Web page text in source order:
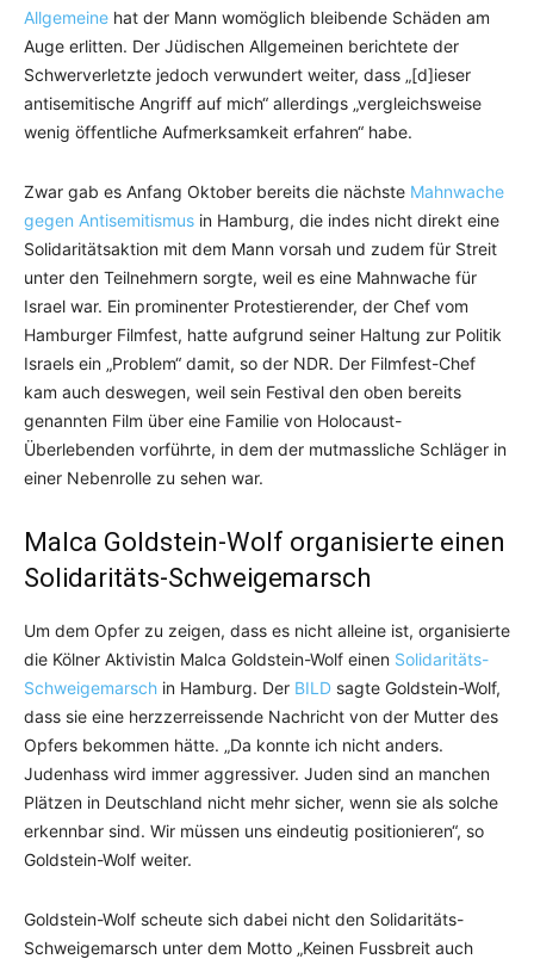
Allgemeine hat der Mann womöglich bleibende Schäden am
Auge erlitten. Der Jüdischen Allgemeinen berichtete der
Schwerverletzte jedoch verwundert weiter, dass „[d]ieser
antisemitische Angriff auf mich“ allerdings „vergleichsweise
wenig öffentliche Aufmerksamkeit erfahren“ habe.
Zwar gab es Anfang Oktober bereits die nächste Mahnwache
gegen Antisemitismus in Hamburg, die indes nicht direkt eine
Solidaritätsaktion mit dem Mann vorsah und zudem für Streit
unter den Teilnehmern sorgte, weil es eine Mahnwache für
Israel war. Ein prominenter Protestierender, der Chef vom
Hamburger Filmfest, hatte aufgrund seiner Haltung zur Politik
Israels ein „Problem“ damit, so der NDR. Der Filmfest-Chef
kam auch deswegen, weil sein Festival den oben bereits
genannten Film über eine Familie von Holocaust-
Überlebenden vorführte, in dem der mutmassliche Schläger in
einer Nebenrolle zu sehen war.
Malca Goldstein-Wolf organisierte einen
Solidaritäts-Schweigemarsch
Um dem Opfer zu zeigen, dass es nicht alleine ist, organisierte
die Kölner Aktivistin Malca Goldstein-Wolf einen Solidaritäts-
Schweigemarsch in Hamburg. Der BILD sagte Goldstein-Wolf,
dass sie eine herzzerreissende Nachricht von der Mutter des
Opfers bekommen hätte. „Da konnte ich nicht anders.
Judenhass wird immer aggressiver. Juden sind an manchen
Plätzen in Deutschland nicht mehr sicher, wenn sie als solche
erkennbar sind. Wir müssen uns eindeutig positionieren“, so
Goldstein-Wolf weiter.
Goldstein-Wolf scheute sich dabei nicht den Solidaritäts-
Schweigemarsch unter dem Motto „Keinen Fussbreit auch